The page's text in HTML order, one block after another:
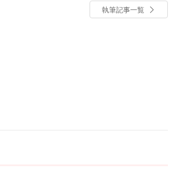
執筆記事一覧